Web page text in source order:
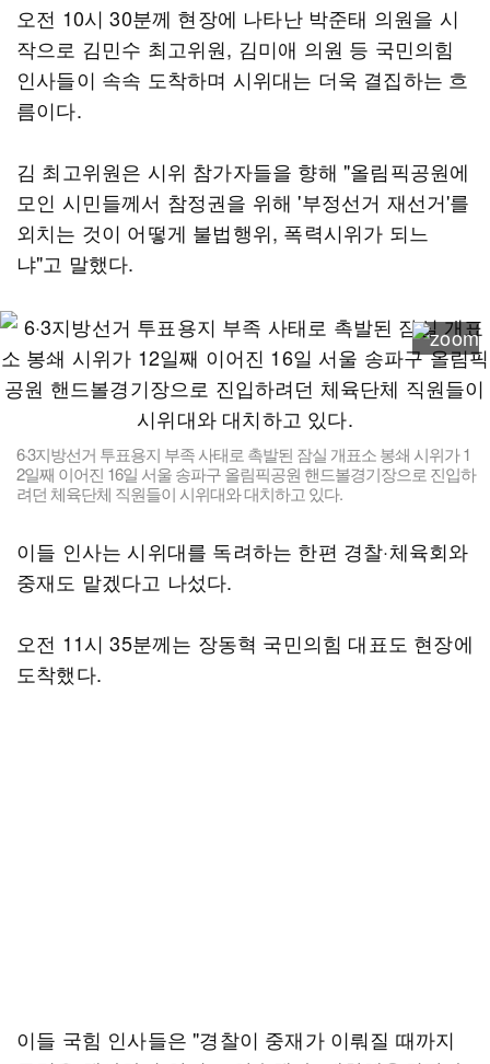
오전 10시 30분께 현장에 나타난 박준태 의원을 시
작으로 김민수 최고위원, 김미애 의원 등 국민의힘
인사들이 속속 도착하며 시위대는 더욱 결집하는 흐
름이다.
김 최고위원은 시위 참가자들을 향해 "올림픽공원에
모인 시민들께서 참정권을 위해 '부정선거 재선거'를
외치는 것이 어떻게 불법행위, 폭력시위가 되느
냐"고 말했다.
6·3지방선거 투표용지 부족 사태로 촉발된 잠실 개표소 봉쇄 시위가 1
2일째 이어진 16일 서울 송파구 올림픽공원 핸드볼경기장으로 진입하
려던 체육단체 직원들이 시위대와 대치하고 있다.
이들 인사는 시위대를 독려하는 한편 경찰·체육회와
중재도 맡겠다고 나섰다.
오전 11시 35분께는 장동혁 국민의힘 대표도 현장에
도착했다.
이들 국힘 인사들은 "경찰이 중재가 이뤄질 때까지